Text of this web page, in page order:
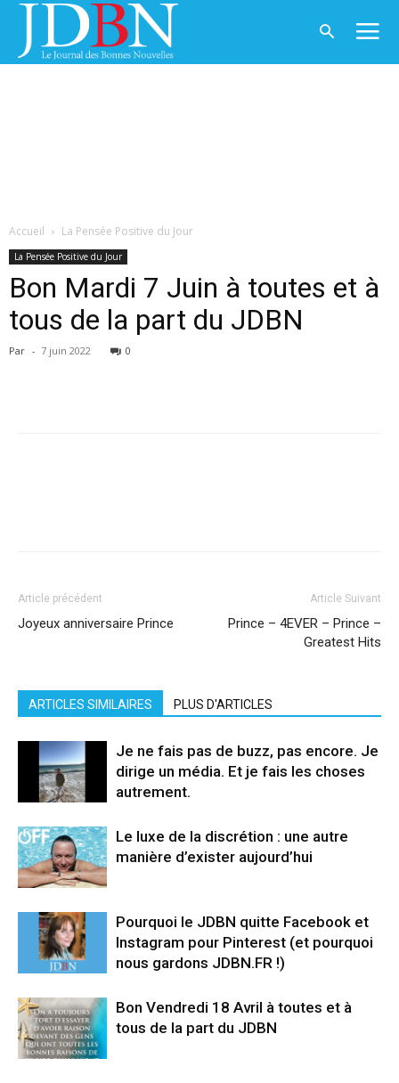
Accueil La Pensée Positive du Jour
La Pensée Positive du Jour
Bon Mardi 7 Juin à toutes et à
tous de la part du JDBN
Par - 7 juin 2022 0
Article précédent
Joyeux anniversaire Prince
Article Suivant
Prince – 4EVER – Prince –
Greatest Hits
ARTICLES SIMILAIRES PLUS D'ARTICLES
Je ne fais pas de buzz, pas encore. Je
dirige un média. Et je fais les choses
autrement.
Le luxe de la discrétion : une autre
manière d’exister aujourd’hui
Pourquoi le JDBN quitte Facebook et
Instagram pour Pinterest (et pourquoi
nous gardons JDBN.FR !)
Bon Vendredi 18 Avril à toutes et à
tous de la part du JDBN